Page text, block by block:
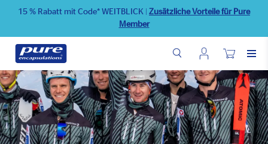
Direkt
Inhalt
15 % Rabatt mit Code* WEITBLICK
Zusätzliche Vorteile für Pure
Member
Wunschliste